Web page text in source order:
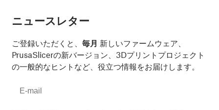
ニュースレター
ご登録いただくと、 毎月 新しいファームウェア、
PrusaSlicerの新バージョン、3Dプリントプロジェクト
の一般的なヒントなど、役立つ情報をお届けします。